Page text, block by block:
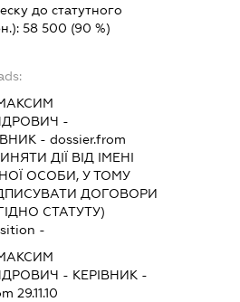
до статутного
58 500 (90 %)
-
- dossier.from
ДІЇ ВІД ІМЕНІ
ОСОБИ, У ТОМУ
ДОГОВОРИ
СТАТУТУ)
-
- КЕРІВНИК -
29.11.10